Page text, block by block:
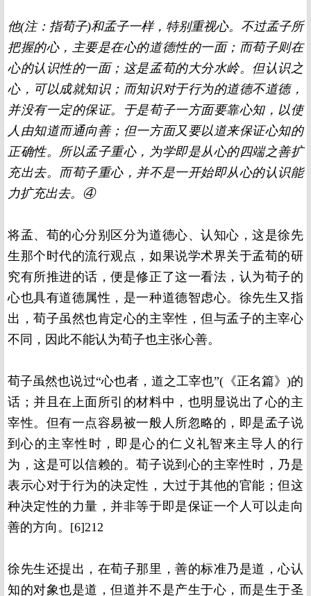
他(注：指荀子)和孟子一样，特别重视心。不过孟子所
把握的心，主要是在心的道德性的一面；而荀子则在
心的认识性的一面；这是孟荀的大分水岭。但认识之
心，可以成就知识；而知识对于行为的道德不道德，
并没有一定的保证。于是荀子一方面要靠心知，以使
人由知道而通向善；但一方面又要以道来保证心知的
正确性。所以孟子重心，为学即是从心的四端之善扩
充出去。而荀子重心，并不是一开始即从心的认识能
力扩充出去。④
将孟、荀的心分别区分为道德心、认知心，这是徐先
生那个时代的流行观点，如果说学术界关于孟荀的研
究有所推进的话，便是修正了这一看法，认为荀子的
心也具有道德属性，是一种道德智虑心。徐先生又指
出，荀子虽然也肯定心的主宰性，但与孟子的主宰心
不同，因此不能认为荀子也主张心善。
荀子虽然也说过“心也者，道之工宰也”(《正名篇》)的
话；并且在上面所引的材料中，也明显说出了心的主
宰性。但有一点容易被一般人所忽略的，即是孟子说
到心的主宰性时，即是心的仁义礼智来主导人的行
为，这是可以信赖的。荀子说到心的主宰性时，乃是
表示心对于行为的决定性，大过于其他的官能；但这
种决定性的力量，并非等于即是保证一个人可以走向
善的方向。[6]212
徐先生还提出，在荀子那里，善的标准乃是道，心认
知的对象也是道，但道并不是产生于心，而是生于圣